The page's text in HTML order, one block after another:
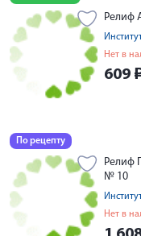
Релиф
Нет в
609
По рецепту
Релиф
№ 10
Нет в